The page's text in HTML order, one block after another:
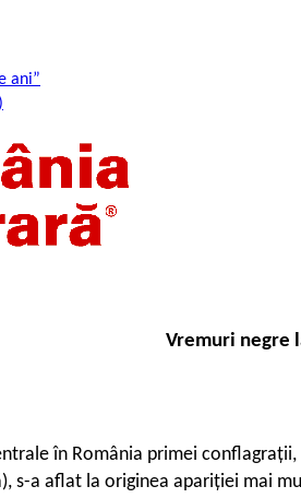
ani”
Vremuri negre
în România primei
s-a aflat la originea apariției mai